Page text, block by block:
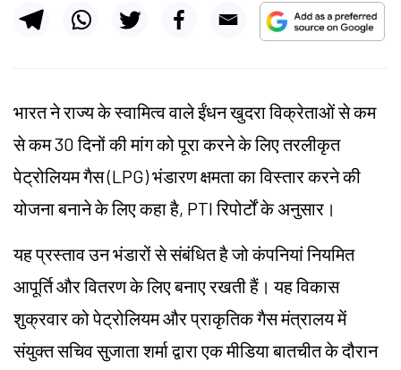
भारत ने राज्य के स्वामित्व वाले ईंधन खुदरा विक्रेताओं से कम
से कम 30 दिनों की मांग को पूरा करने के लिए तरलीकृत
पेट्रोलियम गैस (LPG) भंडारण क्षमता का विस्तार करने की
योजना बनाने के लिए कहा है, PTI रिपोर्टों के अनुसार।
यह प्रस्ताव उन भंडारों से संबंधित है जो कंपनियां नियमित
आपूर्ति और वितरण के लिए बनाए रखती हैं। यह विकास
शुक्रवार को पेट्रोलियम और प्राकृतिक गैस मंत्रालय में
संयुक्त सचिव सुजाता शर्मा द्वारा एक मीडिया बातचीत के दौरान